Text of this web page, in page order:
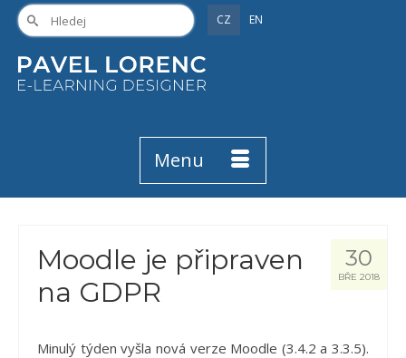
CZ EN
Menu
30
BŘE 2018
Moodle je připraven
na GDPR
Minulý týden vyšla nová verze Moodle (3.4.2 a 3.3.5).